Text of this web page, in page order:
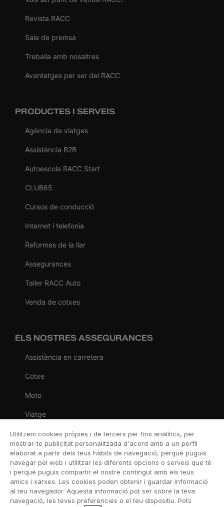
Revista RACC
Sala de premsa
Treballa amb nosaltres
Avantatges per ser del RACC
PRODUCTES I SERVEIS
Agència de viatges
Assistència B2B
Autoescola RACC Start
CLUB65
Cursos de conducció
Internet i telefonia
Reformes de la llar
Assegurances
Taller RACC Auto
Venda de cotxes
ELS NOSTRES ASSEGURANCES
Assistència en carretera
Cotxe
Moto
Viatge
Llar
Vida
Decessos
Dental
Utilitzem cookies pròpies i de tercers per fins analítics, per
mostrar-te publicitat personalitzada d'acord amb a un perfil
elaborat a partir dels teus hàbits de navegació, perquè puguis
navegar pel web i utilitzar les diferents opcions o serveis que té
i perquè puguis compartir el nostre contingut amb els teus
amics i xarxes. Les cookies poden obtenir i guardar informació
al teu navegador. Aquesta informació pot ser sobre la teva
navegació, les teves preferències o el teu dispositiu. Pots